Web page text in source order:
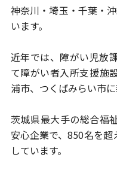
神奈川・埼玉・ 千葉・
います。
近年では、障がい児放
て障がい者入所支援施
浦市、つくばみらい市に
茨城県最大手の総合福
安心企業で、850名を超
しています。